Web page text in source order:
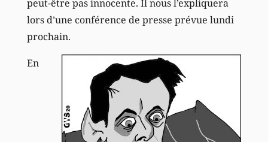
peut-être pas innocente. Il nous l’expliquera
lors d’une conférence de presse prévue lundi
prochain.
En